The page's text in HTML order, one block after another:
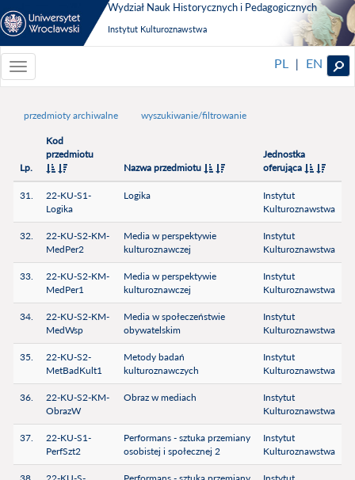
Wydział Nauk Historycznych i Pedagogicznych
Instytut Kulturoznawstwa
Toggle
navigationToggle
PL | EN
przedmioty archiwalne wyszukiwanie/filtrowanie
Lp.
Kod
przedmiotu
Nazwa przedmiotu
Jednostka
oferująca
31.
22-KU-S1-
Logika
Logika
Instytut
Kulturoznawstwa
32.
22-KU-S2-KM-
MedPer2
Media w perspektywie
kulturoznawczej
Instytut
Kulturoznawstwa
33.
22-KU-S2-KM-
MedPer1
Media w perspektywie
kulturoznawczej
Instytut
Kulturoznawstwa
34.
22-KU-S2-KM-
MedWsp
Media w społeczeństwie
obywatelskim
Instytut
Kulturoznawstwa
35.
22-KU-S2-
MetBadKult1
Metody badań
kulturoznawczych
Instytut
Kulturoznawstwa
36.
22-KU-S2-KM-
ObrazW
Obraz w mediach
Instytut
Kulturoznawstwa
37.
22-KU-S1-
PerfSzt2
Performans - sztuka przemiany
osobistej i społecznej 2
Instytut
Kulturoznawstwa